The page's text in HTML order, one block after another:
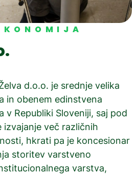
d.o.o. je srednje velika
in obenem edinstvena
v Republiki Sloveniji, saj pod
več različnih
hkrati pa je koncesionar
storitev varstveno
varstva,